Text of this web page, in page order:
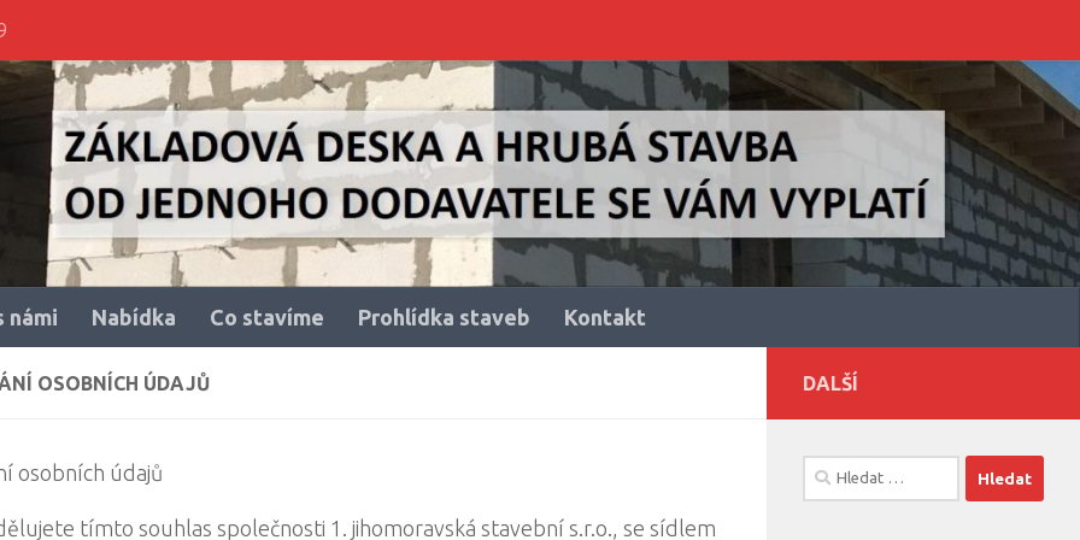
námi Nabídka Co stavíme Prohlídka staveb Kontakt
OSOBNÍCH ÚDAJŮ
osobních údajů
tímto souhlas společnosti 1. jihomoravská stavební s.r.o., se sídlem
DALŠÍ
Vyhledávání